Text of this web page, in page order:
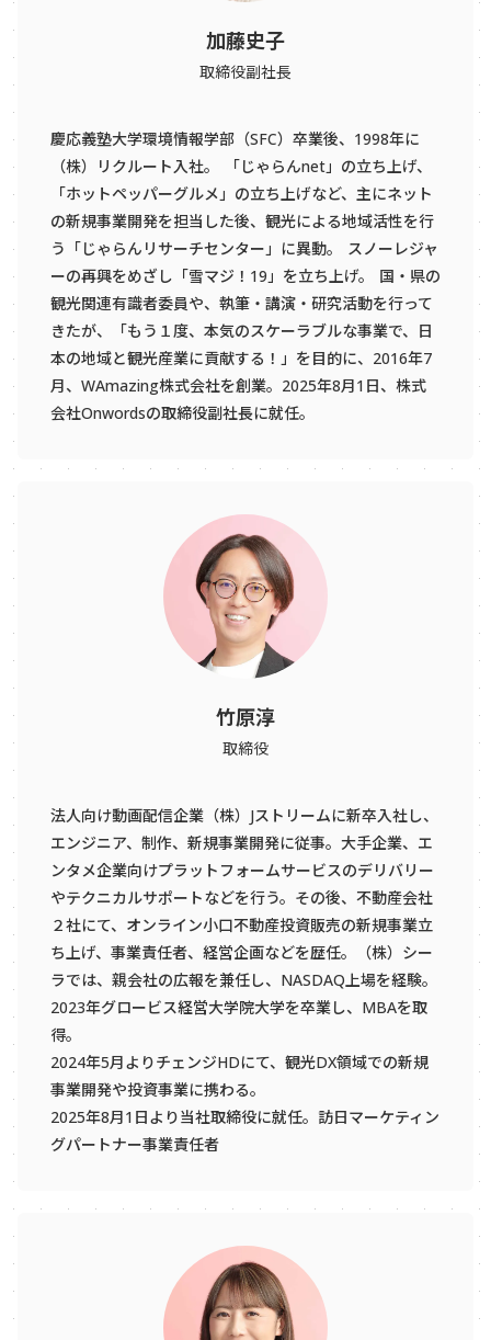
加藤史子
取締役副社長
慶応義塾大学環境情報学部（SFC）卒業後、1998年に
（株）リクルート入社。 「じゃらんnet」の立ち上げ、
「ホットペッパーグルメ」の立ち上げなど、主にネット
の新規事業開発を担当した後、観光による地域活性を行
う「じゃらんリサーチセンター」に異動。 スノーレジャ
ーの再興をめざし「雪マジ！19」を立ち上げ。 国・県の
観光関連有識者委員や、執筆・講演・研究活動を行って
きたが、「もう１度、本気のスケーラブルな事業で、日
本の地域と観光産業に貢献する！」を目的に、2016年7
月、WAmazing株式会社を創業。2025年8月1日、株式
会社Onwordsの取締役副社長に就任。
竹原淳
取締役
法人向け動画配信企業（株）Jストリームに新卒入社し、
エンジニア、制作、新規事業開発に従事。大手企業、エ
ンタメ企業向けプラットフォームサービスのデリバリー
やテクニカルサポートなどを行う。その後、不動産会社
２社にて、オンライン小口不動産投資販売の新規事業立
ち上げ、事業責任者、経営企画などを歴任。（株）シー
ラでは、親会社の広報を兼任し、NASDAQ上場を経験。
2023年グロービス経営大学院大学を卒業し、MBAを取
得。
2024年5月よりチェンジHDにて、観光DX領域での新規
事業開発や投資事業に携わる。
2025年8月1日より当社取締役に就任。訪日マーケティン
グパートナー事業責任者